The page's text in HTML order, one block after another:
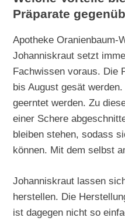
Präparate
Apotheke Oranienbaum-
Johanniskraut setzt
Fachwissen voraus. Die
bis August gesät
geerntet werden. Zu
einer Schere
bleiben stehen, sodass
können. Mit dem selbst
Johanniskraut lassen
herstellen. Die
ist dagegen nicht so